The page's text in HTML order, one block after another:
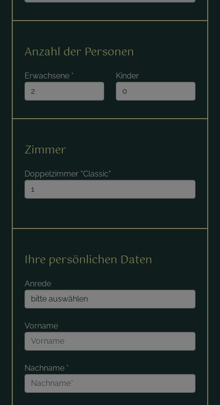
Anzahl der Personen
Erwachsene * Kinder
Zimmer
Doppelzimmer "Classic"
Ihre persönlichen Daten
Anrede
Vorname
Nachname *